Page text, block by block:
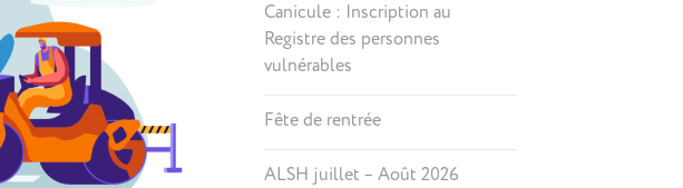
Canicule : Inscription au
Registre des personnes
vulnérables
Fête de rentrée
ALSH juillet – Août 2026